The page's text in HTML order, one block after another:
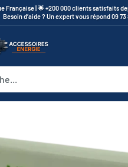
Française | 🌟 +200 000 clients satisfaits
Besoin d’aide ? Un expert vous répond 09 73